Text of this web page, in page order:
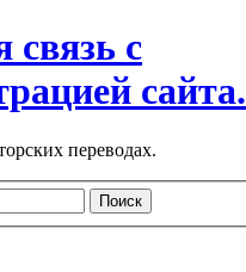
связь с
сайта.
переводах.